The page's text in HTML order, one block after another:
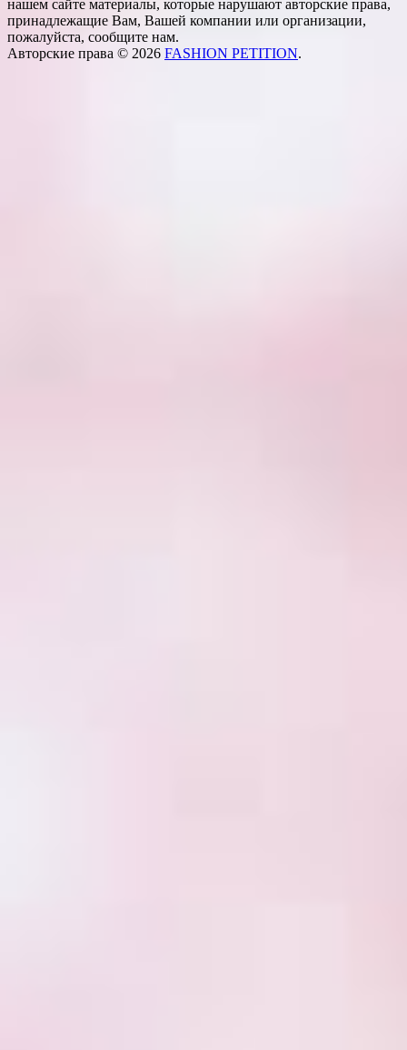
нашем сайте материалы, которые нарушают авторские права,
принадлежащие Вам, Вашей компании или организации,
пожалуйста, сообщите нам.
Авторские права © 2026 FASHION PETITION.